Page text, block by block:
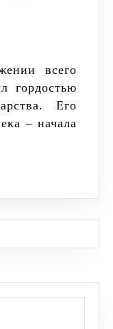
гордостью
Его
– начала